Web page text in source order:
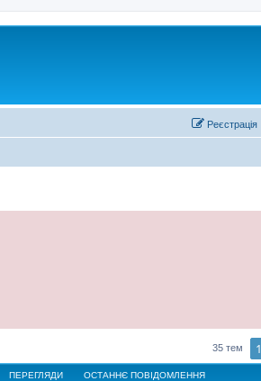
Реєстрація
35 тем 1
ПЕРЕГЛЯДИ ОСТАННЄ ПОВІДОМЛЕННЯ